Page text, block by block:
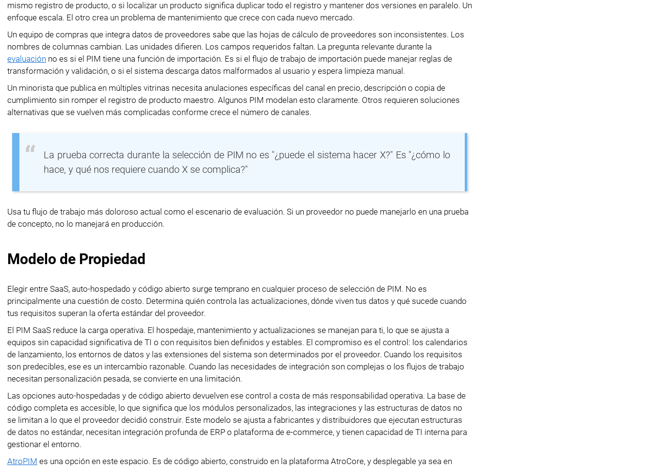
mismo registro de producto, o si localizar un producto significa duplicar todo el registro y mantener dos versiones en paralelo. Un
enfoque escala. El otro crea un problema de mantenimiento que crece con cada nuevo mercado.
Un equipo de compras que integra datos de proveedores sabe que las hojas de cálculo de proveedores son inconsistentes. Los
nombres de columnas cambian. Las unidades difieren. Los campos requeridos faltan. La pregunta relevante durante la
evaluación no es si el PIM tiene una función de importación. Es si el flujo de trabajo de importación puede manejar reglas de
transformación y validación, o si el sistema descarga datos malformados al usuario y espera limpieza manual.
Un minorista que publica en múltiples vitrinas necesita anulaciones específicas del canal en precio, descripción o copia de
cumplimiento sin romper el registro de producto maestro. Algunos PIM modelan esto claramente. Otros requieren soluciones
alternativas que se vuelven más complicadas conforme crece el número de canales.
La prueba correcta durante la selección de PIM no es "¿puede el sistema hacer X?" Es "¿cómo lo
hace, y qué nos requiere cuando X se complica?"
Usa tu flujo de trabajo más doloroso actual como el escenario de evaluación. Si un proveedor no puede manejarlo en una prueba
de concepto, no lo manejará en producción.
Modelo de Propiedad
Elegir entre SaaS, auto-hospedado y código abierto surge temprano en cualquier proceso de selección de PIM. No es
principalmente una cuestión de costo. Determina quién controla las actualizaciones, dónde viven tus datos y qué sucede cuando
tus requisitos superan la oferta estándar del proveedor.
El PIM SaaS reduce la carga operativa. El hospedaje, mantenimiento y actualizaciones se manejan para ti, lo que se ajusta a
equipos sin capacidad significativa de TI o con requisitos bien definidos y estables. El compromiso es el control: los calendarios
de lanzamiento, los entornos de datos y las extensiones del sistema son determinados por el proveedor. Cuando los requisitos
son predecibles, ese es un intercambio razonable. Cuando las necesidades de integración son complejas o los flujos de trabajo
necesitan personalización pesada, se convierte en una limitación.
Las opciones auto-hospedadas y de código abierto devuelven ese control a costa de más responsabilidad operativa. La base de
código completa es accesible, lo que significa que los módulos personalizados, las integraciones y las estructuras de datos no
se limitan a lo que el proveedor decidió construir. Este modelo se ajusta a fabricantes y distribuidores que ejecutan estructuras
de datos no estándar, necesitan integración profunda de ERP o plataforma de e-commerce, y tienen capacidad de TI interna para
gestionar el entorno.
AtroPIM es una opción en este espacio. Es de código abierto, construido en la plataforma AtroCore, y desplegable ya sea en